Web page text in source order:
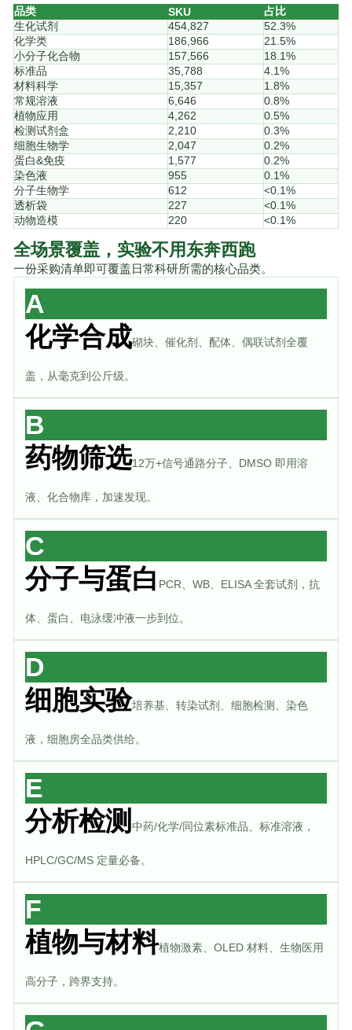
品类 SKU
占比
生化试剂
454,827
52.3%
化学类
186,966
21.5%
小分子化合物
157,566
18.1%
标准品
35,788
4.1%
材料科学
15,357
1.8%
常规溶液
6,646
0.8%
植物应用
4,262
0.5%
检测试剂盒
2,210
0.3%
细胞生物学
2,047
0.2%
蛋白&免疫
1,577
0.2%
染色液
955
0.1%
分子生物学
612
<0.1%
透析袋
227
<0.1%
动物造模
220 <0.1%
全场景覆盖，实验不用东奔西跑
一份采购清单即可覆盖日常科研所需的核心品类。
A
化学合成砌块、催化剂、配体、偶联试剂全覆
盖，从毫克到公斤级。
B
药物筛选12万+信号通路分子、DMSO 即用溶
液、化合物库，加速发现。
C
分子与蛋白 PCR、WB、ELISA 全套试剂，抗
体、蛋白、电泳缓冲液一步到位。
D
细胞实验培养基、转染试剂、细胞检测、染色
液，细胞房全品类供给。
E
分析检测 中药/化学/同位素标准品、标准溶液，
HPLC/GC/MS 定量必备。
F
植物与材料植物激素、OLED 材料、生物医用
高分子，跨界支持。